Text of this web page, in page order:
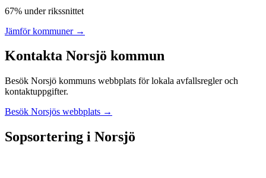
67% under rikssnittet
Jämför kommuner →
Kontakta Norsjö kommun
Besök Norsjö kommuns webbplats för lokala avfallsregler och
kontaktuppgifter.
Besök Norsjös webbplats →
Sopsortering i Norsjö